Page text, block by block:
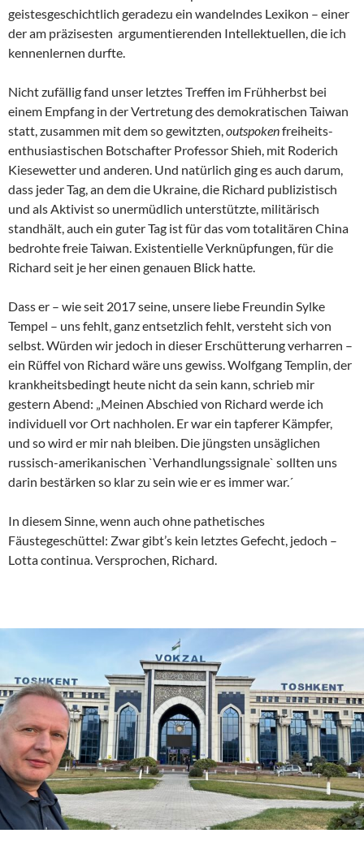
geistesgeschichtlich geradezu ein wandelndes Lexikon – einer
der am präzisesten argumentierenden Intellektuellen, die ich
kennenlernen durfte.
Nicht zufällig fand unser letztes Treffen im Frühherbst bei
einem Empfang in der Vertretung des demokratischen Taiwan
statt, zusammen mit dem so gewitzten,outspokenfreiheits-
enthusiastischen Botschafter Professor Shieh, mit Roderich
Kiesewetter und anderen. Und natürlich ging es auch darum,
dass jeder Tag, an dem die Ukraine, die Richard publizistisch
und als Aktivist so unermüdlich unterstützte, militärisch
standhält, auch ein guter Tag ist für das vom totalitären China
bedrohte freie Taiwan. Existentielle Verknüpfungen, für die
Richard seit je her einen genauen Blick hatte.
Dass er – wie seit 2017 seine, unsere liebe Freundin Sylke
Tempel – uns fehlt, ganz entsetzlich fehlt, versteht sich von
selbst. Würden wir jedoch in dieser Erschütterung verharren –
ein Rüffel von Richard wäre uns gewiss. Wolfgang Templin, der
krankheitsbedingt heute nicht da sein kann, schrieb mir
gestern Abend: „Meinen Abschied von Richard werde ich
individuell vor Ort nachholen. Er war ein tapferer Kämpfer,
und so wird er mir nah bleiben. Die jüngsten unsäglichen
russisch-amerikanischen `Verhandlungssignale` sollten uns
darin bestärken so klar zu sein wie er es immer war.´
In diesem Sinne, wenn auch ohne pathetisches
Fäustegeschüttel: Zwar gibt’s kein letztes Gefecht, jedoch –
Lotta continua. Versprochen, Richard.